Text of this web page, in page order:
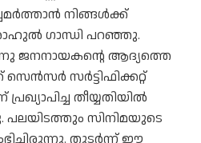
നിങ്ങള്‍ക്ക്
രാഹുല്‍ ഗാന്ധി പറഞ്ഞു.
ജനനായകന്റെ ആദ്യത്തെ
സെന്‍സര്‍ സര്‍ട്ടിഫിക്കറ്റ്
തീയ്യതിയില്‍
പലയിടത്തും സിനിമയുടെ
തുടര്‍ന്ന് ഈ